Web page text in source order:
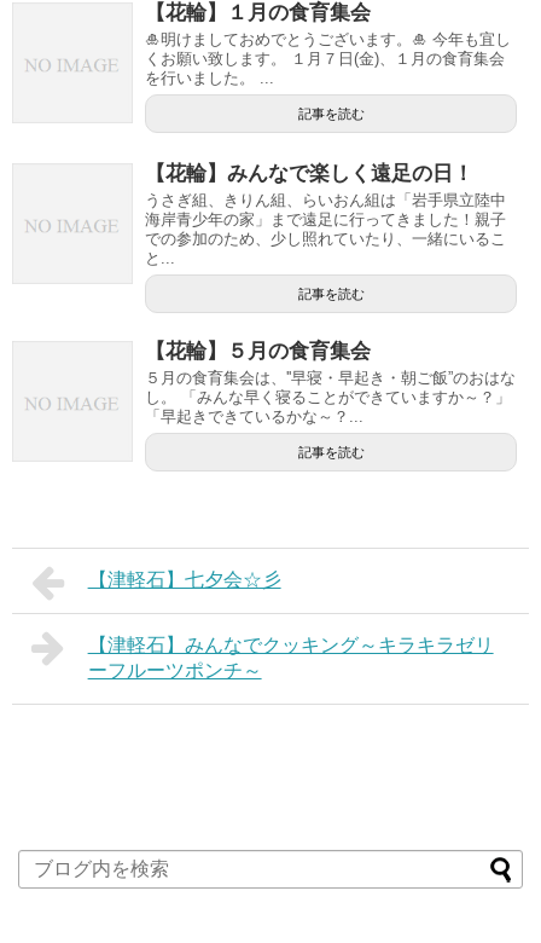
【花輪】１月の食育集会
🎍明けましておめでとうございます。🎍 今年も宜し
くお願い致します。 １月７日(金)、１月の食育集会
を行いました。 ...
記事を読む
【花輪】みんなで楽しく遠足の日！
うさぎ組、きりん組、らいおん組は「岩手県立陸中
海岸青少年の家」まで遠足に行ってきました！親子
での参加のため、少し照れていたり、一緒にいるこ
と...
記事を読む
【花輪】５月の食育集会
５月の食育集会は、''早寝・早起き・朝ご飯”のおはな
し。 「みんな早く寝ることができていますか～？」
「早起きできているかな～？...
記事を読む
【津軽石】七夕会☆彡
【津軽石】みんなでクッキング～キラキラゼリ
ーフルーツポンチ～